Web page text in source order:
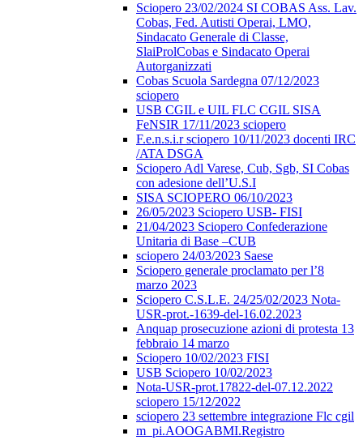
Sciopero 23/02/2024 SI COBAS Ass. Lav.
Cobas, Fed. Autisti Operai, LMO,
Sindacato Generale di Classe,
SlaiProlCobas e Sindacato Operai
Autorganizzati
Cobas Scuola Sardegna 07/12/2023
sciopero
USB CGIL e UIL FLC CGIL SISA
FeNSIR 17/11/2023 sciopero
F.e.n.s.i.r sciopero 10/11/2023 docenti IRC
/ATA DSGA
Sciopero Adl Varese, Cub, Sgb, SI Cobas
con adesione dell’U.S.I
SISA SCIOPERO 06/10/2023
26/05/2023 Sciopero USB- FISI
21/04/2023 Sciopero Confederazione
Unitaria di Base –CUB
sciopero 24/03/2023 Saese
Sciopero generale proclamato per l’8
marzo 2023
Sciopero C.S.L.E. 24/25/02/2023 Nota-
USR-prot.-1639-del-16.02.2023
Anquap prosecuzione azioni di protesta 13
febbraio 14 marzo
Sciopero 10/02/2023 FISI
USB Sciopero 10/02/2023
Nota-USR-prot.17822-del-07.12.2022
sciopero 15/12/2022
sciopero 23 settembre integrazione Flc cgil
m_pi.AOOGABMI.Registro